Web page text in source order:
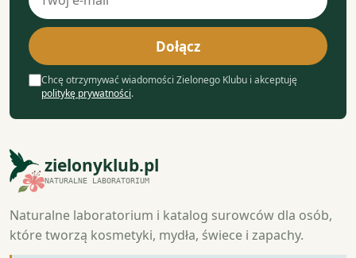
e-
mail
Dołącz
Chcę otrzymywać wiadomości Zielonego Klubu i akceptuję
politykę prywatności.
zielonyklub.pl
NATURALNE LABORATORIUM
Naturalne laboratorium i katalog surowców dla osób,
które tworzą kosmetyki, mydła, świece i zapachy.